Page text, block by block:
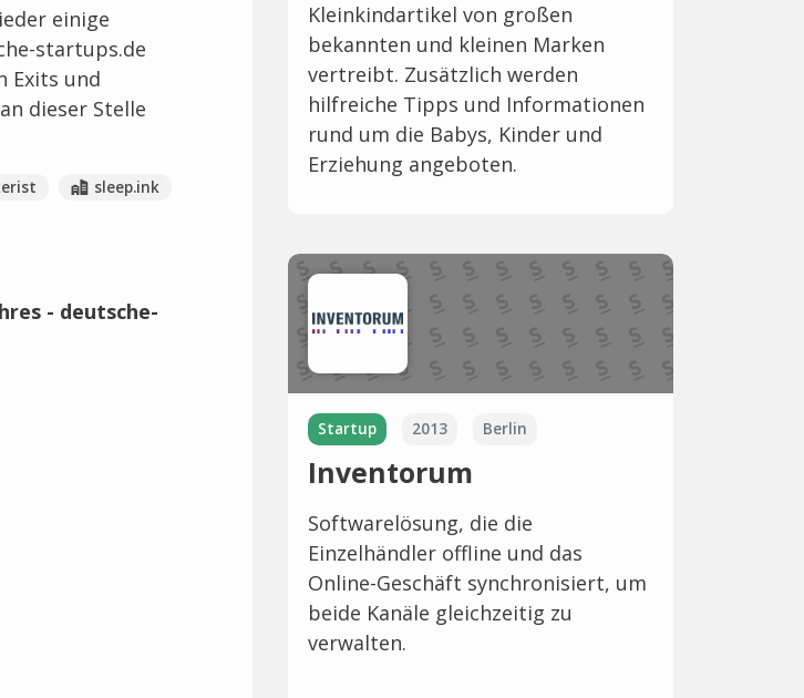
einige
startups.de
Exits und
dieser Stelle
sleep.ink
Kleinkindartikel von großen
bekannten und kleinen Marken
vertreibt. Zusätzlich werden
hilfreiche Tipps und Informationen
rund um die Babys, Kinder und
Erziehung angeboten.
Startup 2013 Berlin
Inventorum
Softwarelösung, die die
Einzelhändler offline und das
Online-Geschäft synchronisiert, um
beide Kanäle gleichzeitig zu
verwalten.